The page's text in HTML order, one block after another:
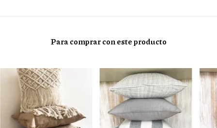
Para comprar con este producto